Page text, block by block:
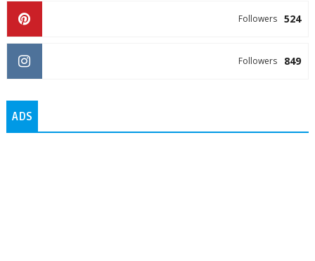
524
Followers
849
Followers
ADS